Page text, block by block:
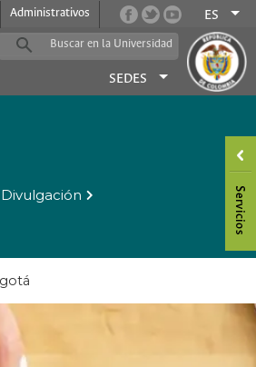
Administrativos ES
SEDES